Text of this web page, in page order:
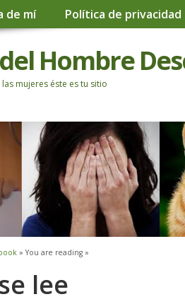
de mí Política de privacidad
Hombre
mujeres éste es tu sitio
» You are reading »
lee